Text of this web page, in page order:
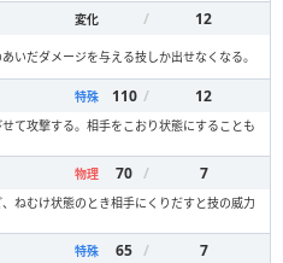
変化 / 12
いだダメージを与える技しか出せなくなる。
特殊 110 / 12
て攻撃する。相手をこおり状態にすることも
物理 70 / 7
ねむけ状態のとき相手にくりだすと技の威力
特殊 65 / 7